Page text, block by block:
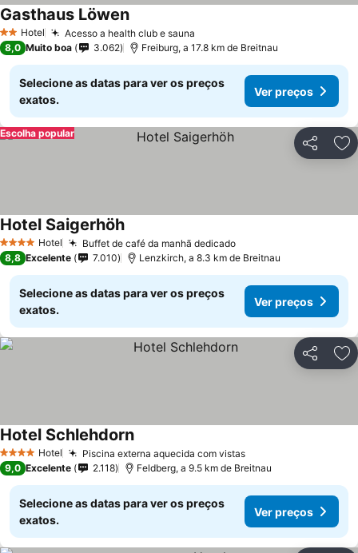
2 Estrelas
Hotel Acesso a health club e sauna
Gasthaus Löwen
8,0 Muito boa 3.062 Freiburg, a 17.8 km de Breitnau
Selecione as datas para ver os preços
exatos.
Ver preços
Partilhar
Escolha popular
4 EstrelasHotel Buffet de café da manhã dedicado
Hotel Saigerhöh
8,8 Excelente 7.010 Lenzkirch, a 8.3 km de Breitnau
Selecione as datas para ver os preços
exatos.
Ver preços
Partilhar
4 EstrelasHotel Piscina externa aquecida com vistas
Hotel Schlehdorn
9,0 Excelente 2.118 Feldberg, a 9.5 km de Breitnau
Selecione as datas para ver os preços
exatos.
Ver preços